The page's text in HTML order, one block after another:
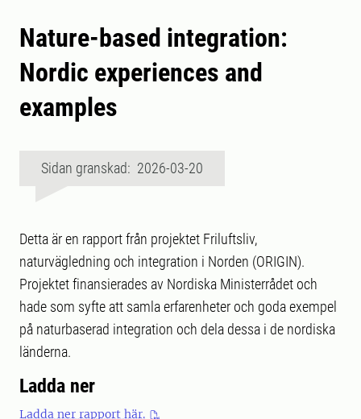
Nature-based integration:
Nordic experiences and
examples
Sidan granskad: 2026-03-20
Detta är en rapport från projektet Friluftsliv,
naturvägledning och integration i Norden (ORIGIN).
Projektet finansierades av Nordiska Ministerrådet och
hade som syfte att samla erfarenheter och goda exempel
på naturbaserad integration och dela dessa i de nordiska
länderna.
Ladda ner
Ladda ner rapport här.